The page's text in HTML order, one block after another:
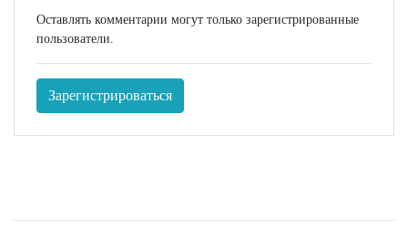
Оставлять комментарии могут только зарегистрированные
пользователи.
Зарегистрироваться